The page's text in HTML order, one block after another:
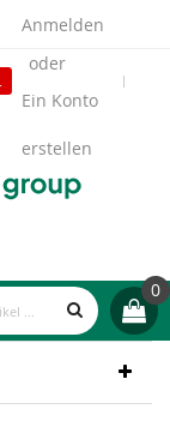
Anmelden
Ein Konto
erstellen
0